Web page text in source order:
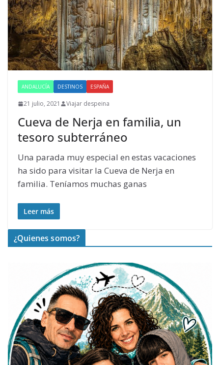
ANDALUCÍA DESTINOS ESPAÑA
21 julio, 2021 Viajar despeina
Cueva de Nerja en familia, un
tesoro subterráneo
Una parada muy especial en estas vacaciones
ha sido para visitar la Cueva de Nerja en
familia. Teníamos muchas ganas
Leer más
¿Quienes somos?